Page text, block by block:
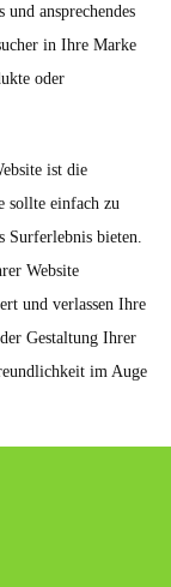
ansprechendes
in Ihre Marke
oder
ist die
sollte einfach zu
Surferlebnis bieten.
Website
und verlassen Ihre
Gestaltung Ihrer
im Auge